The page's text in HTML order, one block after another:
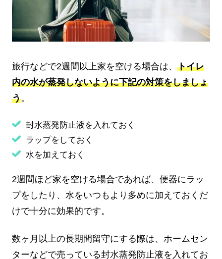
旅行などで2週間以上家を空ける場合は、 トイレ
内の水が蒸発しないように下記の対策をしましょ
う。
封水蒸発防止液を入れておく
ラップをしておく
水を加えておく
2週間ほど家を空ける場合であれば、便器にラッ
プをしたり、水をいつもより多めに加えておくだ
けで十分に効果的です。
数ヶ月以上の長期間留守にする際は、ホームセン
ターなどで売っている封水蒸発防止液を入れてお